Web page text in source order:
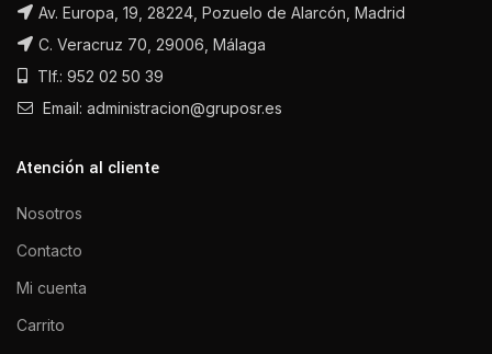
Av. Europa, 19, 28224, Pozuelo de Alarcón, Madrid
C. Veracruz 70, 29006, Málaga
Tlf.: 952 02 50 39
Email: administracion@gruposr.es
Atención al cliente
Nosotros
Contacto
Mi cuenta
Carrito